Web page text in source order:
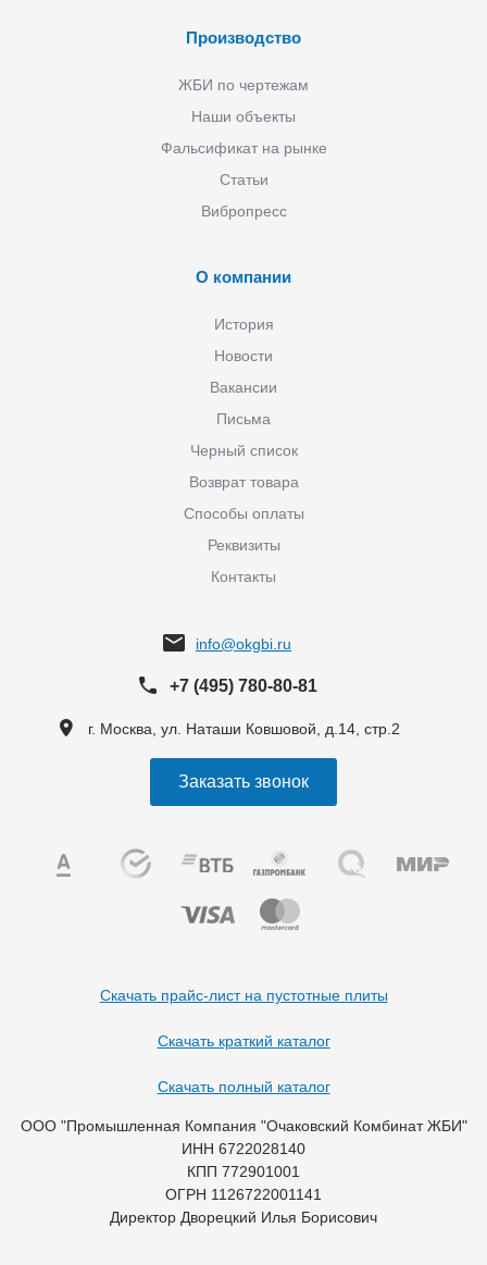
Производство
ЖБИ по чертежам
Наши объекты
Фальсификат на рынке
Статьи
Вибропресс
О компании
История
Новости
Вакансии
Письма
Черный список
Возврат товара
Способы оплаты
Реквизиты
Контакты
info@okgbi.ru
+7 (495) 780-80-81
г. Москва, ул. Наташи Ковшовой, д.14, стр.2
Заказать звонок
Скачать прайс-лист на пустотные плиты
Скачать краткий каталог
Скачать полный каталог
ООО "Промышленная Компания "Очаковский Комбинат ЖБИ"
ИНН 6722028140
КПП 772901001
ОГРН 1126722001141
Директор Дворецкий Илья Борисович